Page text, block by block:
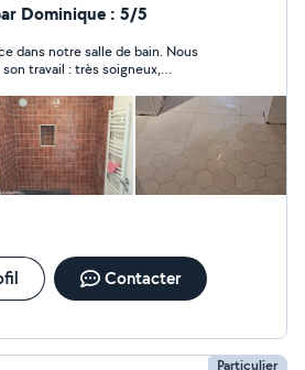
garantie décennale, je prends en
et vous accompagne tout
et vous apporte des conseils
des prestations à la hauteur
ET DÉPLACEMENT GRATUIT.
Dominique : 5/5
dans notre salle de bain. Nous
travail : très soigneux,
: devis, facture, décennale... tout
vous le conseillons à 200%,
fermés.
Contacter
Particulier